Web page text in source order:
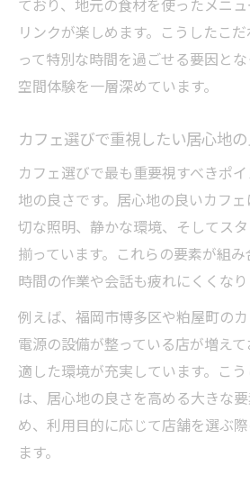
静かなカフェで集中力を
イートインで楽しむランチと
イートインで楽しめるカ
人気カフェのランチタイ
カフェのイートイン空間
粕屋町のカフェで満喫す
静かな時間を満喫したい方へ
静かなカフェで心落ち着
カフェで静寂を楽しむた
個室感のあるカフェ空間
粕屋町の隠れ家カフェで
カフェの静かな空間づく
ており、地元の食材を使ったメニ
リンクが楽しめます。こうしたこ
って特別な時間を過ごせる要因と
空間体験を一層深めています。
カフェ選びで重視したい居心地
カフェ選びで最も重要視すべきポ
地の良さです。居心地の良いカフ
切な照明、静かな環境、そしてス
揃っています。これらの要素が組
時間の作業や会話も疲れにくくなり
例えば、福岡市博多区や粕屋町の
電源の設備が整っている店が増え
適した環境が充実しています。こ
は、居心地の良さを高める大きな
め、利用目的に応じて店舗を選ぶ
ます。